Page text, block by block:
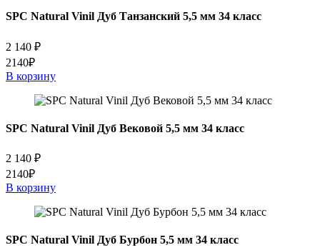
SPC Natural Vinil Дуб Танзанский 5,5 мм 34 класс
2 140 ₽
2140₽
В корзину
SPC Natural Vinil Дуб Вековой 5,5 мм 34 класс
2 140 ₽
2140₽
В корзину
SPC Natural Vinil Дуб Бурбон 5,5 мм 34 класс